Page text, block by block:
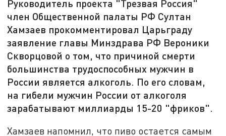
Руководитель проекта "Трезвая Россия"
член Общественной палаты РФ Султан
Хамзаев прокомментировал Царьграду
заявление главы Минздрава РФ Вероники
Скворцовой о том, что причиной смерти
большинства трудоспособных мужчин в
России является алкоголь. По его словам,
на гибели мужчин России от алкоголя
зарабатывают миллиарды 15-20 "фриков".
Хамзаев напомнил, что пиво остается самым